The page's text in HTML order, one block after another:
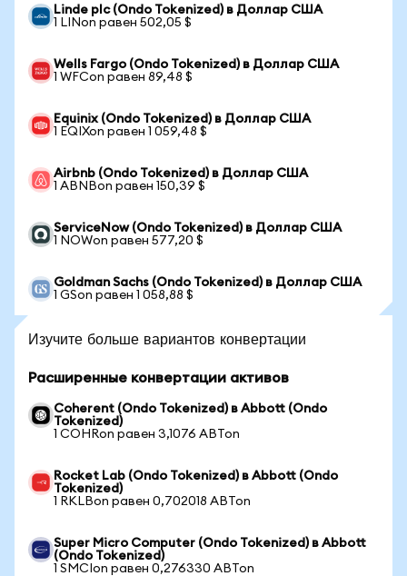
Linde plc (Ondo Tokenized) в Доллар США
1 LINon равен 502,05 $
Wells Fargo (Ondo Tokenized) в Доллар США
1 WFCon равен 89,48 $
Equinix (Ondo Tokenized) в Доллар США
1 EQIXon равен 1 059,48 $
Airbnb (Ondo Tokenized) в Доллар США
1 ABNBon равен 150,39 $
ServiceNow (Ondo Tokenized) в Доллар США
1 NOWon равен 577,20 $
Goldman Sachs (Ondo Tokenized) в Доллар США
1 GSon равен 1 058,88 $
Изучите больше вариантов конвертации
Расширенные конвертации активов
Coherent (Ondo Tokenized) в Abbott (Ondo
Tokenized)
1 COHRon равен 3,1076 ABTon
Rocket Lab (Ondo Tokenized) в Abbott (Ondo
Tokenized)
1 RKLBon равен 0,702018 ABTon
Super Micro Computer (Ondo Tokenized) в Abbott
(Ondo Tokenized)
1 SMCIon равен 0,276330 ABTon